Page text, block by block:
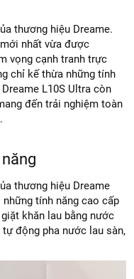
thương hiệu Dreame.
nhất vừa được
vọng cạnh tranh trực
chỉ kế thừa những tính
L10S Ultra còn
đến trải nghiệm toàn
thương hiệu Dreame
tính năng cao cấp
khăn lau bằng nước
động pha nước lau sàn,